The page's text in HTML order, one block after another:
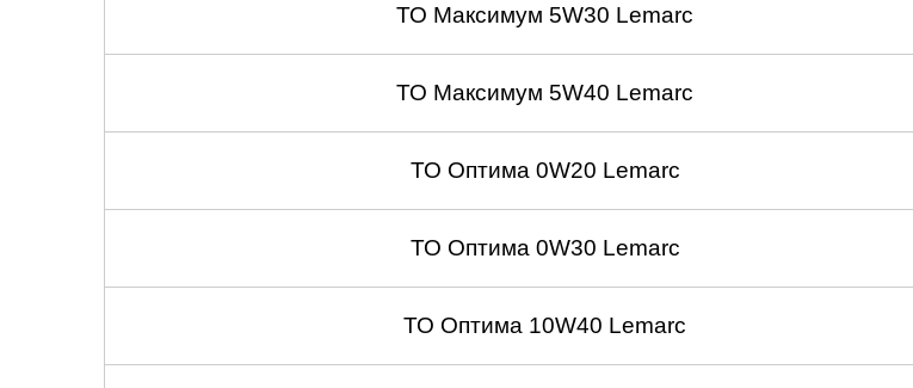
ТО Максимум 5W30 Lemarc
ТО Максимум 5W40 Lemarc
ТО Оптима 0W20 Lemarc
ТО Оптима 0W30 Lemarc
ТО Оптима 10W40 Lemarc